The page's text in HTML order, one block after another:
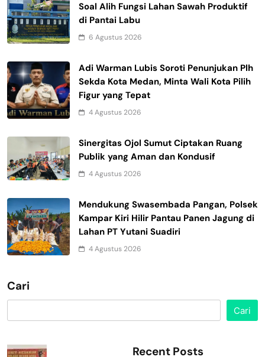
Soal Alih Fungsi Lahan Sawah Produktif
di Pantai Labu
6 Agustus 2026
Adi Warman Lubis Soroti Penunjukan Plh
Sekda Kota Medan, Minta Wali Kota Pilih
Figur yang Tepat
4 Agustus 2026
Sinergitas Ojol Sumut Ciptakan Ruang
Publik yang Aman dan Kondusif
4 Agustus 2026
Mendukung Swasembada Pangan, Polsek
Kampar Kiri Hilir Pantau Panen Jagung di
Lahan PT Yutani Suadiri
4 Agustus 2026
Cari
Cari
Recent Posts